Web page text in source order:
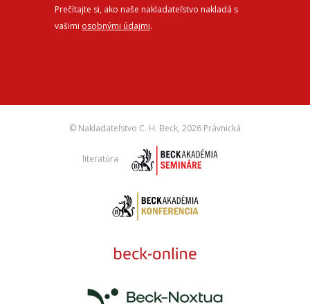
Prečítajte si, ako naše nakladateľstvo nakladá s
vašimi osobnými údajmi.
© Nakladateľstvo C. H. Beck, 2026 Právnická
literatúra